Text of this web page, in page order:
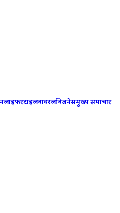
लाइफस्टाइलवायरलबिजनेसमुख्य समाचार